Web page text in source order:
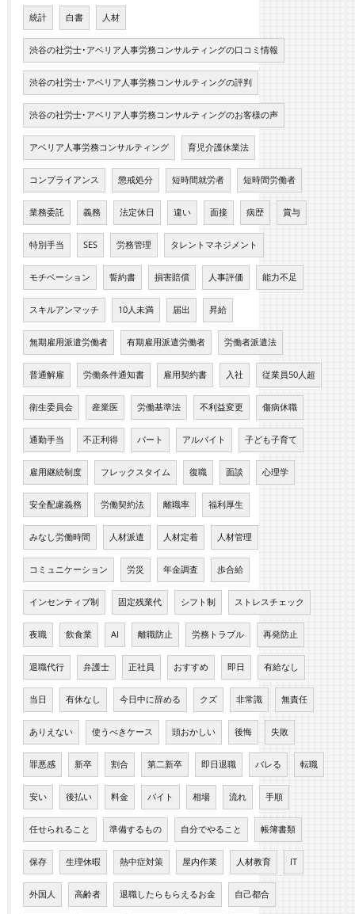
統計 白書 人材
渋谷の社労士･アベリア人事労務コンサルティングの口コミ情報
渋谷の社労士･アベリア人事労務コンサルティングの評判
渋谷の社労士･アベリア人事労務コンサルティングのお客様の声
アベリア人事労務コンサルティング 育児介護休業法
コンプライアンス 懲戒処分 短時間就労者 短時間労働者
業務委託 義務 法定休日 違い 面接 病歴 賞与
特別手当 SES 労務管理 タレントマネジメント
モチベーション 誓約書 損害賠償 人事評価 能力不足
スキルアンマッチ 10人未満 届出 昇給
無期雇用派遣労働者 有期雇用派遣労働者 労働者派遣法
普通解雇 労働条件通知書 雇用契約書 入社 従業員50人超
衛生委員会 産業医 労働基準法 不利益変更 傷病休職
通勤手当 不正利得 パート アルバイト 子ども子育て
雇用継続制度 フレックスタイム 復職 面談 心理学
安全配慮義務 労働契約法 離職率 福利厚生
みなし労働時間 人材派遣 人材定着 人材管理
コミュニケーション 労災 年金調査 歩合給
インセンティブ制 固定残業代 シフト制 ストレスチェック
夜職 飲食業 AI 離職防止 労務トラブル 再発防止
退職代行 弁護士 正社員 おすすめ 即日 有給なし
当日 有休なし 今日中に辞める クズ 非常識 無責任
ありえない 使うべきケース 頭おかしい 後悔 失敗
罪悪感 新卒 割合 第二新卒 即日退職 バレる 転職
安い 後払い 料金 バイト 相場 流れ 手順
任せられること 準備するもの 自分でやること 帳簿書類
保存 生理休暇 熱中症対策 屋内作業 人材教育 IT
外国人 高齢者 退職したらもらえるお金 自己都合